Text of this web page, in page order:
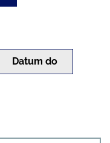
Datum do